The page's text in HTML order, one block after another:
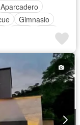
Aparcadero
Gimnasio